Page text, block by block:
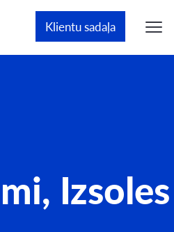
Klientu sadaļa
Izsoles